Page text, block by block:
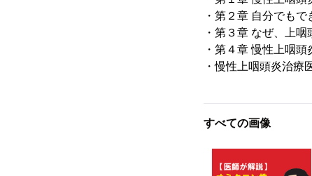
・第２章 自分でも
・第３章 なぜ、上
・第４章 慢性上咽頭
・慢性上咽頭炎治療
すべての画像